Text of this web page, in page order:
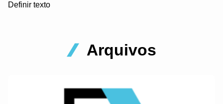
Definir texto
Arquivos